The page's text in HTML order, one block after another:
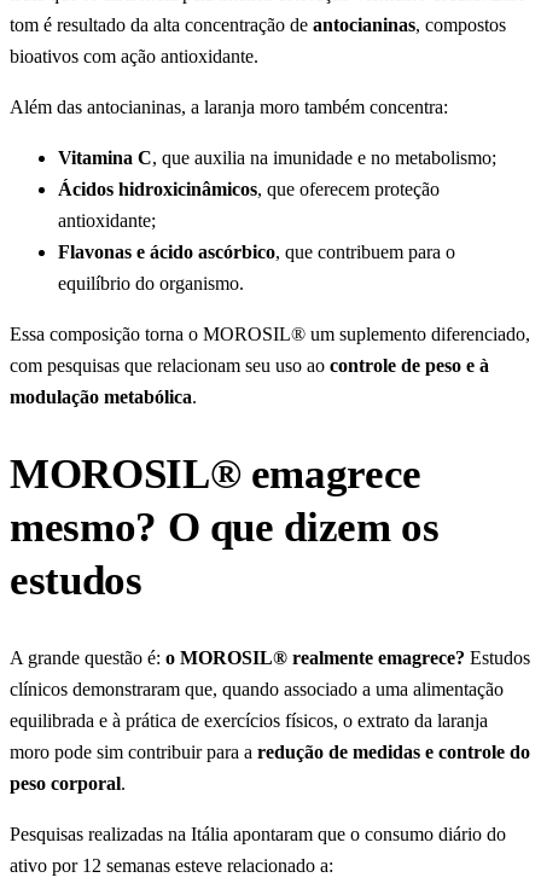
tom é resultado da alta concentração de antocianinas, compostos
bioativos com ação antioxidante.
Além das antocianinas, a laranja moro também concentra:
Vitamina C, que auxilia na imunidade e no metabolismo;
Ácidos hidroxicinâmicos, que oferecem proteção
antioxidante;
Flavonas e ácido ascórbico, que contribuem para o
equilíbrio do organismo.
Essa composição torna o MOROSIL® um suplemento diferenciado,
com pesquisas que relacionam seu uso ao controle de peso e à
modulação metabólica.
MOROSIL® emagrece
mesmo? O que dizem os
estudos
A grande questão é: o MOROSIL® realmente emagrece? Estudos
clínicos demonstraram que, quando associado a uma alimentação
equilibrada e à prática de exercícios físicos, o extrato da laranja
moro pode sim contribuir para a redução de medidas e controle do
peso corporal.
Pesquisas realizadas na Itália apontaram que o consumo diário do
ativo por 12 semanas esteve relacionado a: